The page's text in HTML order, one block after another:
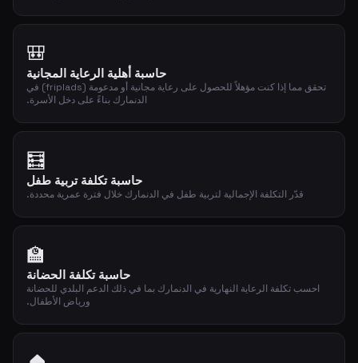
🎒
حاسبة أهلية الرعاية المجانية
تحقق مما إذا كنت مؤهلاً للحصول على رعاية مجانية أو مدعومة (friplads) في
الدنمارك بناءً على دخل الأسرة.
🧮
حاسبة تكلفة تربية طفل
قدّر التكلفة الإجمالية لتربية طفل في الدنمارك خلال فترة عمرية محددة.
🏫
حاسبة تكلفة الحضانة
احسب تكلفة الرعاية النهارية في الدنمارك بما في ذلك الدعم البلدي للحضانة
ورياض الأطفال.